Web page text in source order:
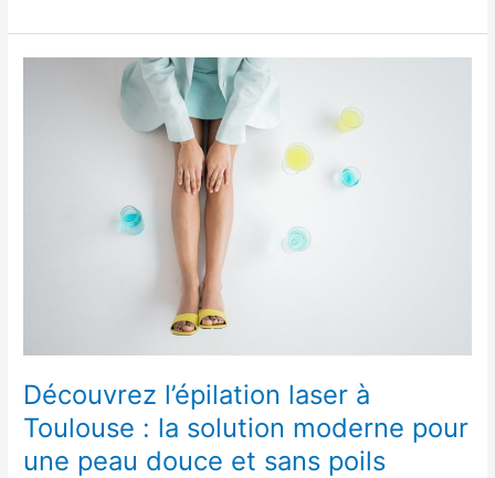
Découvrez l’épilation laser à
Toulouse : la solution moderne pour
une peau douce et sans poils
douce
et
sans
poils